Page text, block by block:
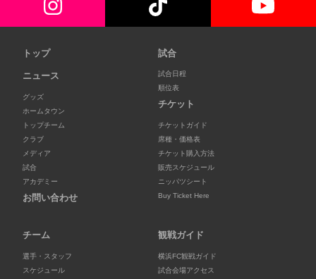
トップ
ニュース
グッズ
ホームタウン
トップチーム
クラブ
メディア
試合
アカデミー
お問い合わせ
試合
試合日程
順位表
チケット
チケットガイド
席種・価格表
チケット購入方法
販売スケジュール
ニッパツシート
Buy Ticket Here
チーム
選手・スタッフ
スケジュール
観戦ガイド
横浜FC観戦ガイド
試合会場アクセス